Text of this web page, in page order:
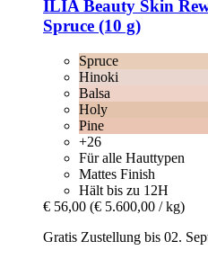
ILIA Beauty Skin
Spruce (10 g)
Spruce
Hinoki
Balsa
Holy
Pine
+26
Für alle Hauttypen
Mattes Finish
Hält bis zu 12H
€ 56,00 (€ 5.600,00 / kg)
Gratis Zustellung bis 02.